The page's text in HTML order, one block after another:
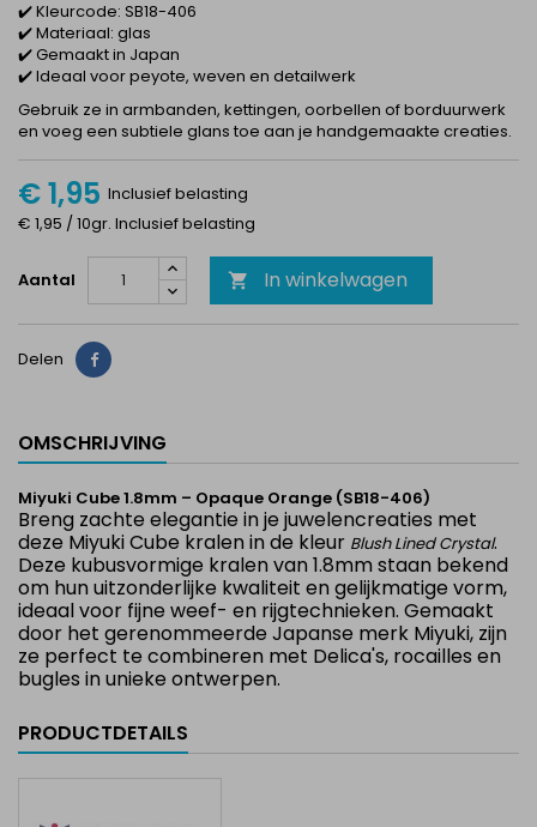
✔️ Kleurcode: SB18-406
✔️ Materiaal: glas
✔️ Gemaakt in Japan
✔️ Ideaal voor peyote, weven en detailwerk
Gebruik ze in armbanden, kettingen, oorbellen of borduurwerk
en voeg een subtiele glans toe aan je handgemaakte creaties.
€ 1,95 Inclusief belasting
€ 1,95 / 10gr. Inclusief belasting
Aantal  In winkelwagen
Delen Delen
OMSCHRIJVING
Miyuki Cube 1.8mm – Opaque Orange (SB18-406)
Breng zachte elegantie in je juwelencreaties met
deze Miyuki Cube kralen in de kleur Blush Lined Crystal.
Deze kubusvormige kralen van 1.8mm staan bekend
om hun uitzonderlijke kwaliteit en gelijkmatige vorm,
ideaal voor fijne weef- en rijgtechnieken. Gemaakt
door het gerenommeerde Japanse merk Miyuki, zijn
ze perfect te combineren met Delica's, rocailles en
bugles in unieke ontwerpen.
PRODUCTDETAILS